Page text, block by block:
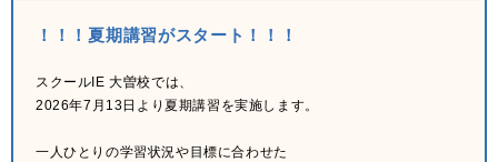
！！！夏期講習がスタート！！！
スクールIE 大曽校では、
2026年7月13日より夏期講習を実施します。
一人ひとりの学習状況や目標に合わせた